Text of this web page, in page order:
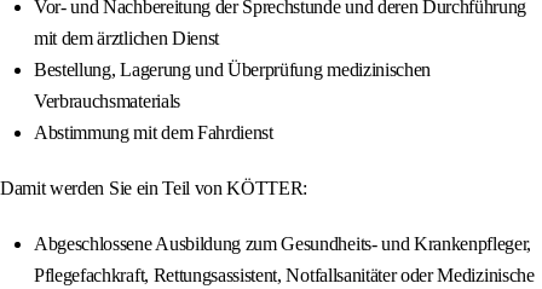
Vor- und Nachbereitung der Sprechstunde und deren Durchführung
mit dem ärztlichen Dienst
Bestellung, Lagerung und Überprüfung medizinischen
Verbrauchsmaterials
Abstimmung mit dem Fahrdienst
Damit werden Sie ein Teil von KÖTTER:
Abgeschlossene Ausbildung zum Gesundheits- und Krankenpfleger,
Pflegefachkraft, Rettungsassistent, Notfallsanitäter oder Medizinische